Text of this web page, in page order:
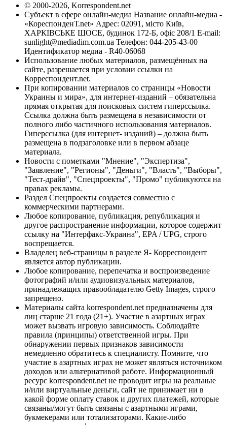
© 2000-2026, Korrespondent.net
Субъект в сфере онлайн-медиа Название онлайн-медиа -
«КореспонденТ.net» Адрес: 02091, місто Київ,
ХАРКІВСЬКЕ ШОСЕ, будинок 172-Б, офіс 208/1 E-mail:
sunlight@mediadim.com.ua Телефон: 044-205-43-00
Идентификатор медиа - R40-06068
Использование любых материалов, размещённых на
сайте, разрешается при условии ссылки на
Корреспондент.net.
При копировании материалов со страницы «Новости
Украины и мира», для интернет-изданий – обязательна
прямая открытая для поисковых систем гиперссылка.
Ссылка должна быть размещена в независимости от
полного либо частичного использования материалов.
Гиперссылка (для интернет- изданий) – должна быть
размещена в подзаголовке или в первом абзаце
материала.
Новости с пометками "Мнение", "Экспертиза",
"Заявление", "Регионы", "Деньги", "Власть", "Выборы",
"Тест-драйв", "Спецпроекты", "Промо" публикуются на
правах рекламы.
Раздел Спецпроекты создается совместно с
коммерческими партнерами.
Любое копирование, публикация, републикация и
другое распространение информации, которое содержит
ссылку на "Интерфакс-Украина", EPA / UPG, строго
воспрещается.
Владелец веб-страницы в разделе Я- Корреспондент
является автор публикации.
Любое копирование, перепечатка и воспроизведение
фотографий и/или аудиовизуальных материалов,
принадлежащих правообладателю Getty Images, строго
запрещено.
Материалы сайта korrespondent.net предназначены для
лиц старше 21 года (21+). Участие в азартных играх
может вызвать игровую зависимость. Соблюдайте
правила (принципы) ответственной игры. При
обнаружении первых признаков зависимости
немедленно обратитесь к специалисту. Помните, что
участие в азартных играх не может являться источником
доходов или альтернативой работе. Информационный
ресурс korrespondent.net не проводит игры на реальные
и/или виртуальные деньги, сайт не принимает ни в
какой форме оплату ставок и других платежей, которые
связаны/могут быть связаны с азартными играми,
букмекерами или тотализаторами. Какие-либо